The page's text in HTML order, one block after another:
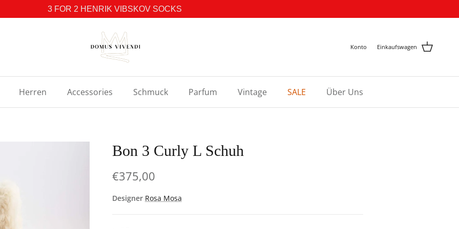
3 FOR 2 HENRIK VIBSKOV SOCKS
Konto Einkaufswagen
Herren Accessories Schmuck Parfum Vintage SALE Über Uns
Bon 3 Curly L Schuh
€375,00
Designer Rosa Mosa